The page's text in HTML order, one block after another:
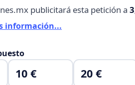
publicitará esta petición a
información...
10 € 20 €